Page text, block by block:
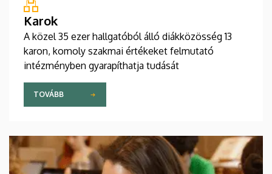
Karok
A közel 35 ezer hallgatóból álló diákközösség 13
karon, komoly szakmai értékeket felmutató
intézményben gyarapíthatja tudását
TOVÁBB